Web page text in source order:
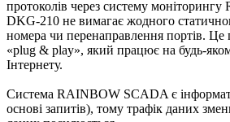
протоколів через систему
DKG-210 не вимагає жодного
номера чи перенаправлення портів. Це
«plug & play», який працює на будь-
Інтернету.
Система RAINBOW SCADA є
основі запитів), тому трафік даних